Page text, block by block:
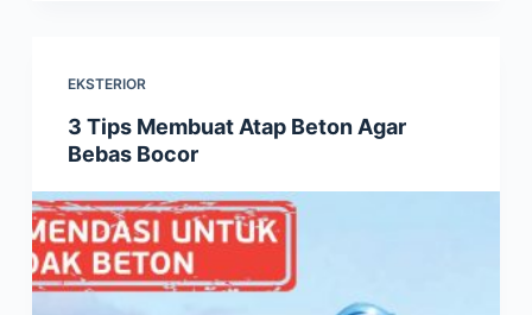
EKSTERIOR
3 Tips Membuat Atap Beton Agar
Bebas Bocor